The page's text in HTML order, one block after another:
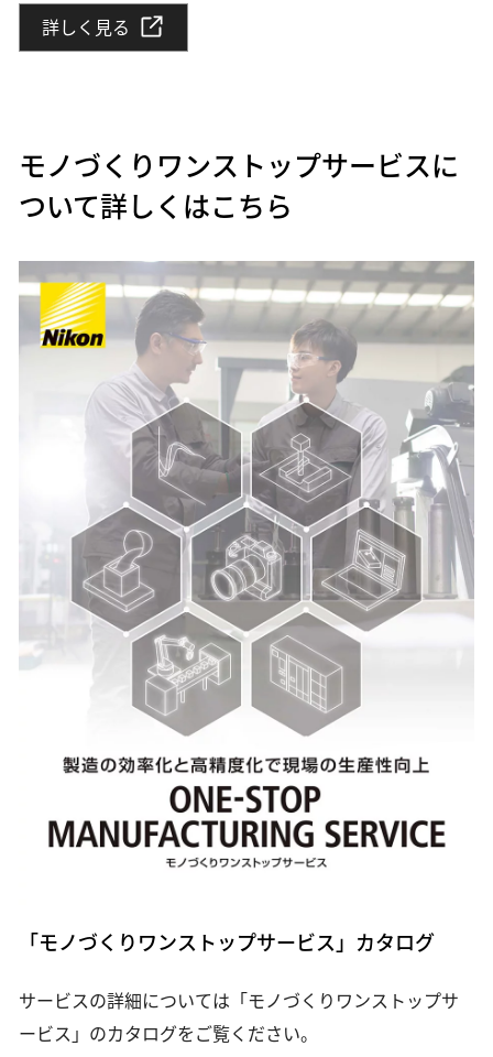
詳しく見る
モノづくりワンストップサービスに
ついて詳しくはこちら
「モノづくりワンストップサービス」カタログ
サービスの詳細については「モノづくりワンストップサ
ービス」のカタログをご覧ください。